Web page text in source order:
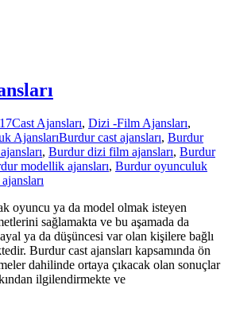
Cast Ajansları, Dizi -Film Ajansları,
AjanslarıBurdur cast ajansları, Burdur
, Burdur dizi film ajansları, Burdur
modellik ajansları, Burdur oyunculuk
oyuncu ya da model olmak isteyen
sağlamakta ve bu aşamada da
ya da düşüncesi var olan kişilere bağlı
Burdur cast ajansları kapsamında ön
dahilinde ortaya çıkacak olan sonuçlar
ilgilendirmekte ve